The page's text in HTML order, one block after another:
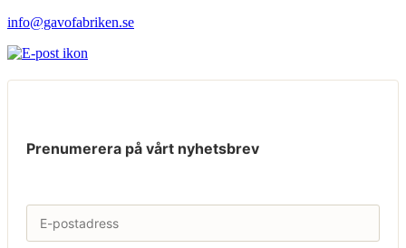
info@gavofabriken.se
Prenumerera på vårt nyhetsbrev